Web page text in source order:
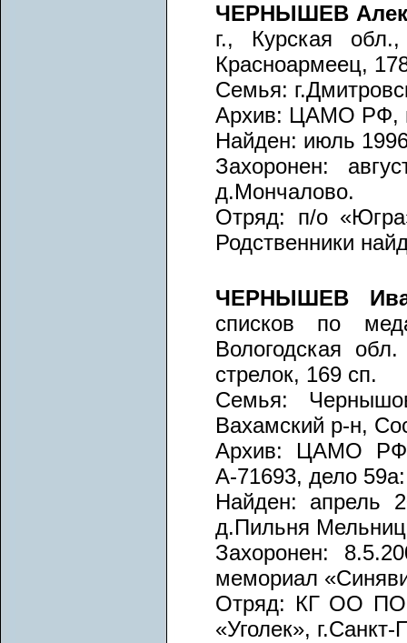
ЧЕРНЫШЕВ
г., Курская
Красноармеец,
Семья:
Архив: ЦАМО РФ,
Найден: июль
Захоронен:
д.Мончалово.
Отряд: п/о
Родственники
ЧЕРНЫШЕВ
списков по
Вологодская
стрелок, 169 сп.
Семья:
Вахамский р-н,
Архив: ЦАМО РФ,
А-71693, дело
Найден: апрель
д.Пильня
Захоронен:
мемориал
Отряд: КГ ОО ПО
«Уголек», г.Санкт-